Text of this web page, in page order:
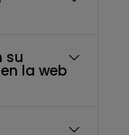
su
la web